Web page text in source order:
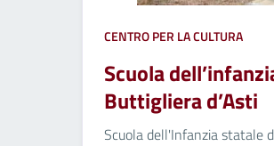
CENTRO PER LA CULTURA
Scuola
Buttigliera d’Asti
Scuola dell'Infanzia statale